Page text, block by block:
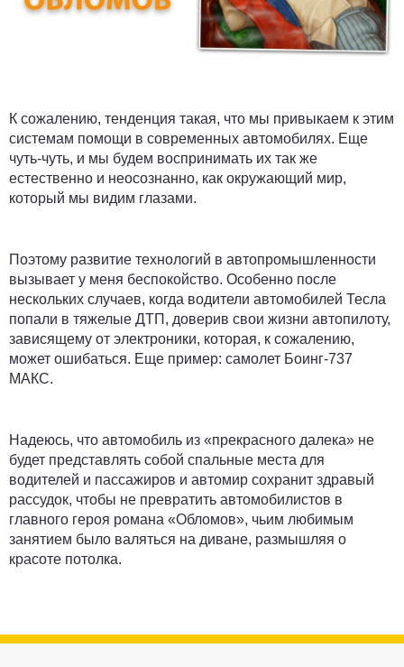
К сожалению, тенденция такая, что мы привыкаем к этим
системам помощи в современных автомобилях. Еще
чуть-чуть, и мы будем воспринимать их так же
естественно и неосознанно, как окружающий мир,
который мы видим глазами.
Поэтому развитие технологий в автопромышленности
вызывает у меня беспокойство. Особенно после
нескольких случаев, когда водители автомобилей Тесла
попали в тяжелые ДТП, доверив свои жизни автопилоту,
зависящему от электроники, которая, к сожалению,
может ошибаться. Еще пример: самолет Боинг-737
МАКС.
Надеюсь, что автомобиль из «прекрасного далека» не
будет представлять собой спальные места для
водителей и пассажиров и автомир сохранит здравый
рассудок, чтобы не превратить автомобилистов в
главного героя романа «Обломов», чьим любимым
занятием было валяться на диване, размышляя о
красоте потолка.